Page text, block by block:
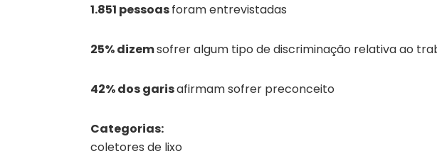
1.851 pessoasforam entrevistadas
25% dizemsofrer algum tipo de discriminação relativa ao
42% dos garisafirmam sofrer preconceito
Categorias:
coletores de lixo